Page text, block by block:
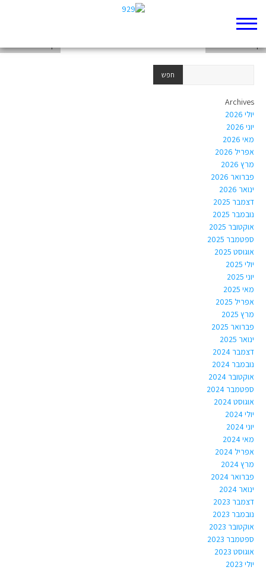
Archives
יולי 2026
יוני 2026
מאי 2026
אפריל 2026
מרץ 2026
פברואר 2026
ינואר 2026
דצמבר 2025
נובמבר 2025
אוקטובר 2025
ספטמבר 2025
אוגוסט 2025
יולי 2025
יוני 2025
מאי 2025
אפריל 2025
מרץ 2025
פברואר 2025
ינואר 2025
דצמבר 2024
נובמבר 2024
אוקטובר 2024
ספטמבר 2024
אוגוסט 2024
יולי 2024
יוני 2024
מאי 2024
אפריל 2024
מרץ 2024
פברואר 2024
ינואר 2024
דצמבר 2023
נובמבר 2023
אוקטובר 2023
ספטמבר 2023
אוגוסט 2023
יולי 2023